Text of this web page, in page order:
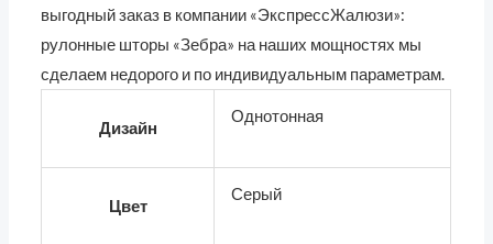
выгодный заказ в компании «ЭкспрессЖалюзи»:
рулонные шторы «Зебра» на наших мощностях мы
сделаем недорого и по индивидуальным параметрам.
Дизайн
Однотонная
Цвет
Серый